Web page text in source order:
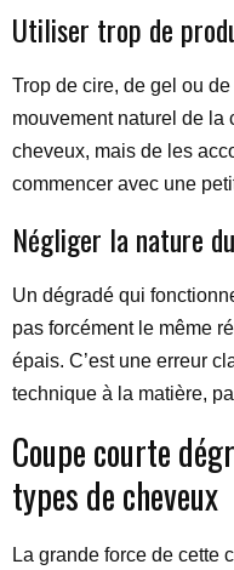
Utiliser trop de
Trop de cire, de gel ou
mouvement naturel de la
cheveux, mais de les
commencer avec une
Négliger la nature
Un dégradé qui
pas forcément le même
épais. C’est une erreur
technique à la matière,
Coupe courte
types de cheveux
La grande force de cette